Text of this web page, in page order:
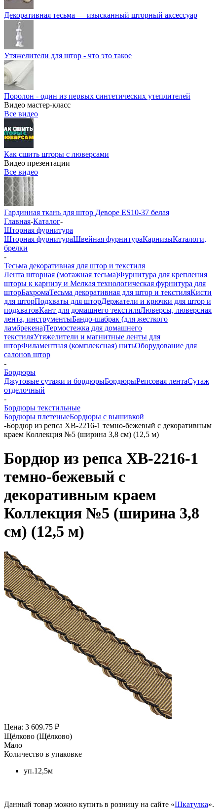
Декоративная тесьма — изысканный шторный аксессуар
Утяжелители для штор - что это такое
Поролон - один из первых синтетических утеплителей
Видео мастер-класс
Все видео
Как сшить шторы с люверсами
Видео презентации
Все видео
Гардинная ткань для штор Деворе ES10-37 белая
Главная-Каталог-
Шторная фурнитура
Шторная фурнитураШвейная фурнитураКарнизыКаталоги,
брелки
-
Тесьма декоративная для штор и текстиля
Лента шторная (мотажная тесьма)Фурнитура для крепления
шторы к карнизу и Мелкая технологическая фурнитура для
шторБахромаТесьма декоративная для штор и текстиляКисти
для шторПодхваты для шторДержатели и крючки для штор и
подхватовКант для домашнего текстиляЛюверсы, люверсная
лента, инструментыБандо-шабрак (для жесткого
ламбрекена)Термостежка для домашнего
текстиляУтяжелители и магнитные ленты для
шторФиламентная (комплексная) нитьОборудование для
салонов штор
-
Бордюры
Джутовые сутажи и бордюрыБордюрыРепсовая лентаСутаж
отделочный
-
Бордюры текстильные
Бордюры плетеныеБордюры с вышивкой
-Бордюр из репса XB-2216-1 темно-бежевый с декоративным
краем Коллекция №5 (ширина 3,8 см) (12,5 м)
Бордюр из репса XB-2216-1
темно-бежевый с
декоративным краем
Коллекция №5 (ширина 3,8
см) (12,5 м)
Цена: 3 609.75 ₽
Щёлково (Щёлково)
Мало
Количество в упаковке
уп.12,5м
Данный товар можно купить в розницу на сайте «Шкатулка».